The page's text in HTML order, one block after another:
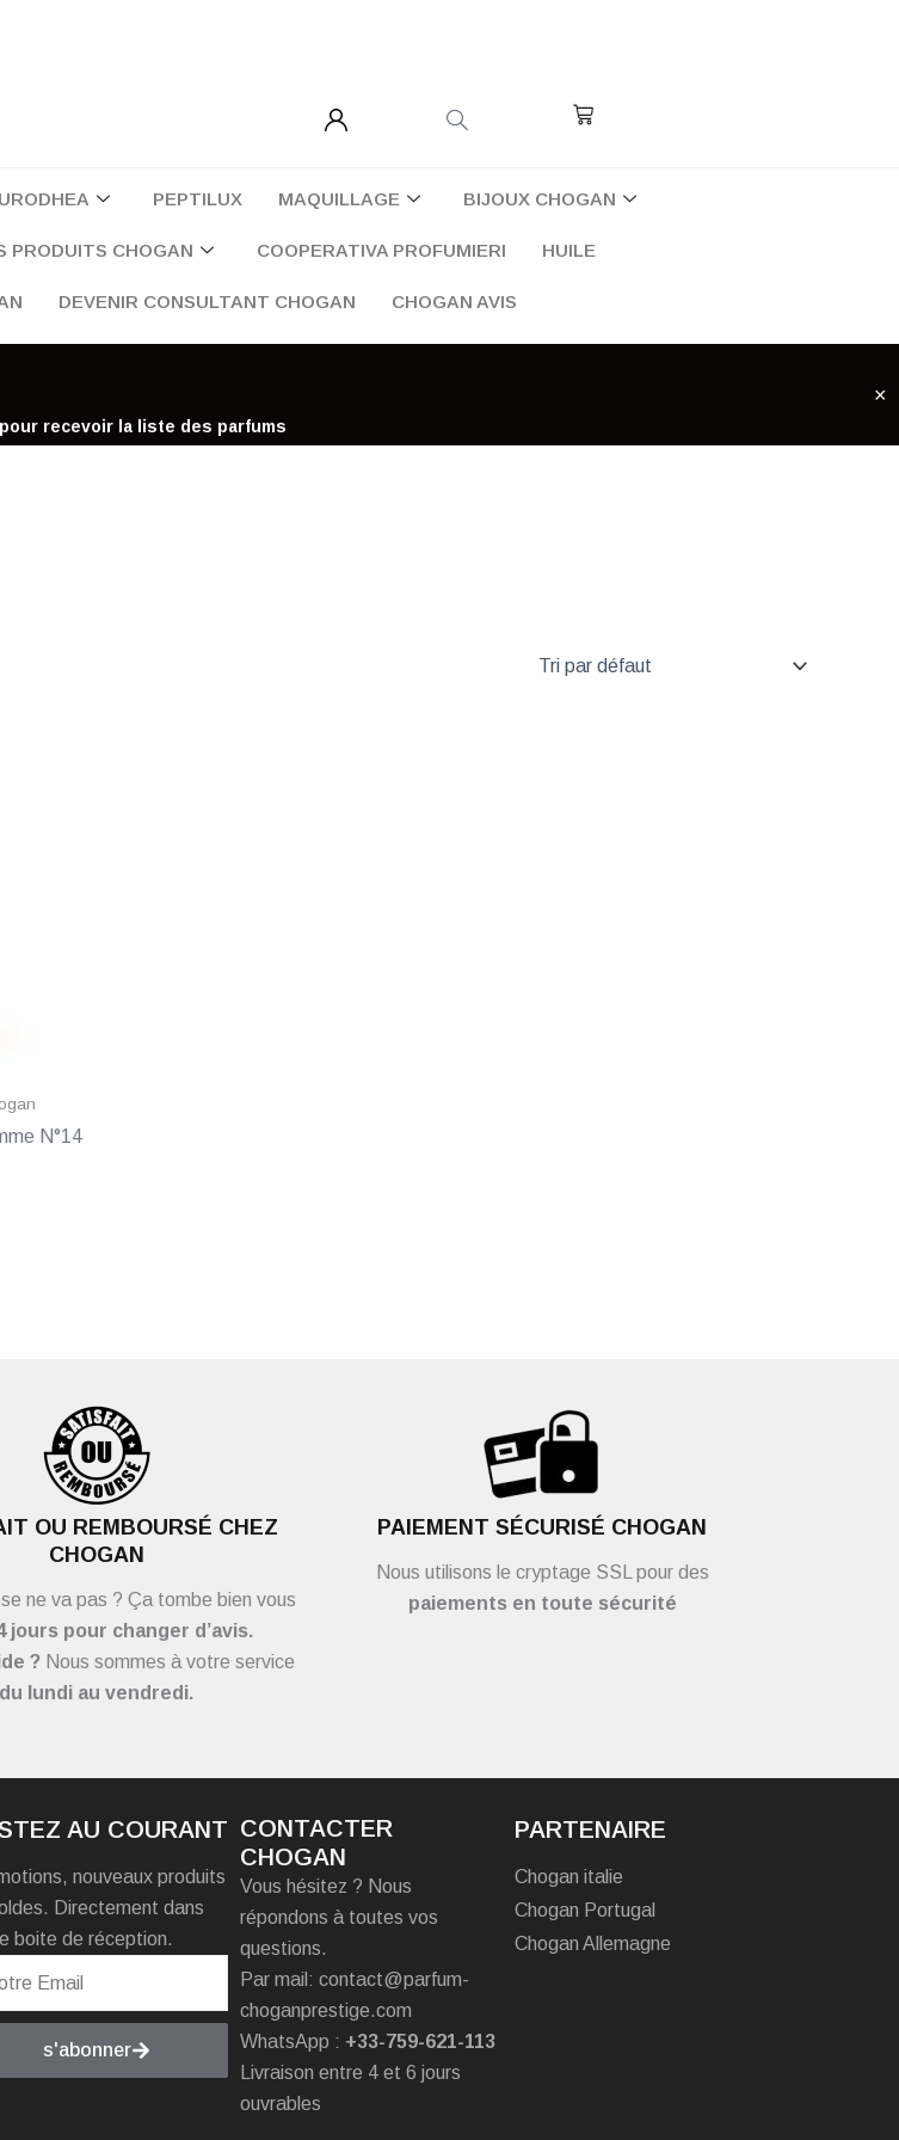
Cart
PEPTILUX MAQUILLAGE BIJOUX CHOGAN
PRODUITS CHOGAN COOPERATIVA PROFUMIERI HUILE
DEVENIR CONSULTANT CHOGAN CHOGAN AVIS
recevoir la liste des parfums
×
N°14
OU REMBOURSÉ CHEZ
CHOGAN
ne va pas ? Ça tombe bien vous
jours pour changer d’avis.
?Nous sommes à votre service
du lundi au vendredi.
PAIEMENT SÉCURISÉ CHOGAN
Nous utilisons le cryptage SSL pour des
paiements en toute sécurité
AU COURANT
nouveaux produits
Directement dans
boite de réception.
s'abonner
CONTACTER
CHOGAN
Vous hésitez ? Nous
répondons à toutes vos
questions.
Par mail: contact@parfum-
choganprestige.com
WhatsApp : +33-759-621-113
Livraison entre 4 et 6 jours
ouvrables
PARTENAIRE
Chogan italie
Chogan Portugal
Chogan Allemagne